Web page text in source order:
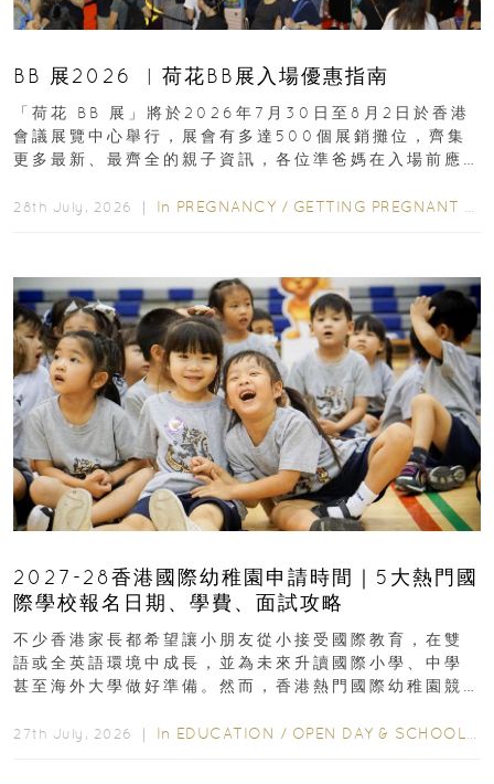
BB 展2026 ︳荷花BB展入場優惠指南
「荷花 BB 展」將於2026年7月30日至8月2日於香港
會議展覽中心舉行，展會有多達500個展銷攤位，齊集
更多最新、最齊全的親子資訊，各位準爸媽在入場前應
28th July, 2026 ｜ In PREGNANCY / GETTING PREGNANT
2027-28香港國際幼稚園申請時間｜5大熱門國
際學校報名日期、學費、面試攻略
不少香港家長都希望讓小朋友從小接受國際教育，在雙
語或全英語環境中成長，並為未來升讀國際小學、中學
甚至海外大學做好準備。然而，香港熱門國際幼稚園競
27th July, 2026 ｜ In EDUCATION / OPEN DAY & SCHOOL EVENTS